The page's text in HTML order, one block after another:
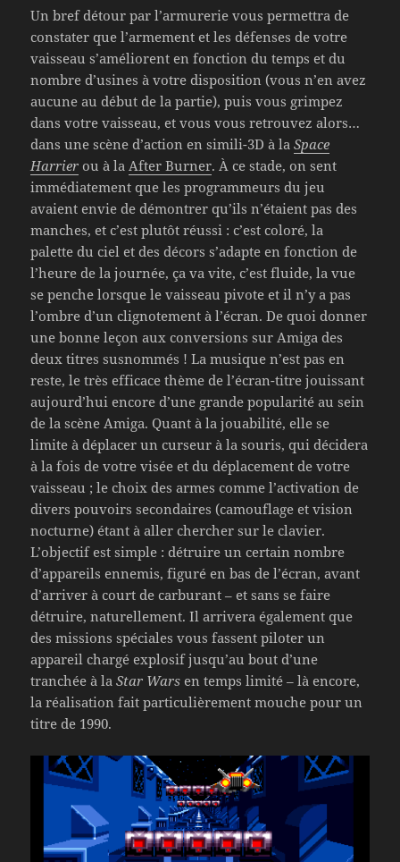
Un bref détour par l’armurerie vous permettra de
constater que l’armement et les défenses de votre
vaisseau s’améliorent en fonction du temps et du
nombre d’usines à votre disposition (vous n’en avez
aucune au début de la partie), puis vous grimpez
dans votre vaisseau, et vous vous retrouvez alors…
dans une scène d’action en simili-3D à laSpace
Harrier ou à la After Burner. À ce stade, on sent
immédiatement que les programmeurs du jeu
avaient envie de démontrer qu’ils n’étaient pas des
manches, et c’est plutôt réussi : c’est coloré, la
palette du ciel et des décors s’adapte en fonction de
l’heure de la journée, ça va vite, c’est fluide, la vue
se penche lorsque le vaisseau pivote et il n’y a pas
l’ombre d’un clignotement à l’écran. De quoi donner
une bonne leçon aux conversions sur Amiga des
deux titres susnommés ! La musique n’est pas en
reste, le très efficace thème de l’écran-titre jouissant
aujourd’hui encore d’une grande popularité au sein
de la scène Amiga. Quant à la jouabilité, elle se
limite à déplacer un curseur à la souris, qui décidera
à la fois de votre visée et du déplacement de votre
vaisseau ; le choix des armes comme l’activation de
divers pouvoirs secondaires (camouflage et vision
nocturne) étant à aller chercher sur le clavier.
L’objectif est simple : détruire un certain nombre
d’appareils ennemis, figuré en bas de l’écran, avant
d’arriver à court de carburant – et sans se faire
détruire, naturellement. Il arrivera également que
des missions spéciales vous fassent piloter un
appareil chargé explosif jusqu’au bout d’une
tranchée à laStar Wars en temps limité – là encore,
la réalisation fait particulièrement mouche pour un
titre de 1990.